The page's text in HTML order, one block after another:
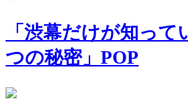
「渋幕だけが知っ
つの秘密」POP